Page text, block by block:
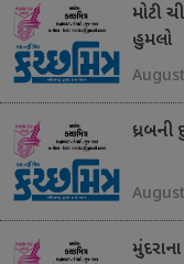
મોટી
હુમલો
ધ્રબની